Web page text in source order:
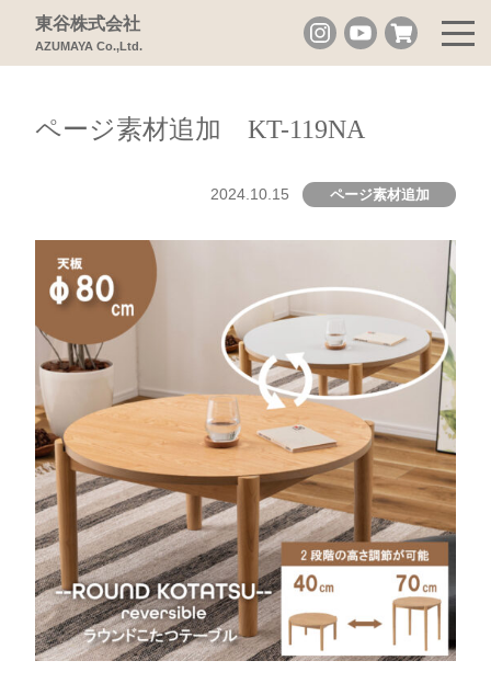
東谷株式会社
AZUMAYA Co.,Ltd.
ページ素材追加 KT-119NA
2024.10.15 ページ素材追加